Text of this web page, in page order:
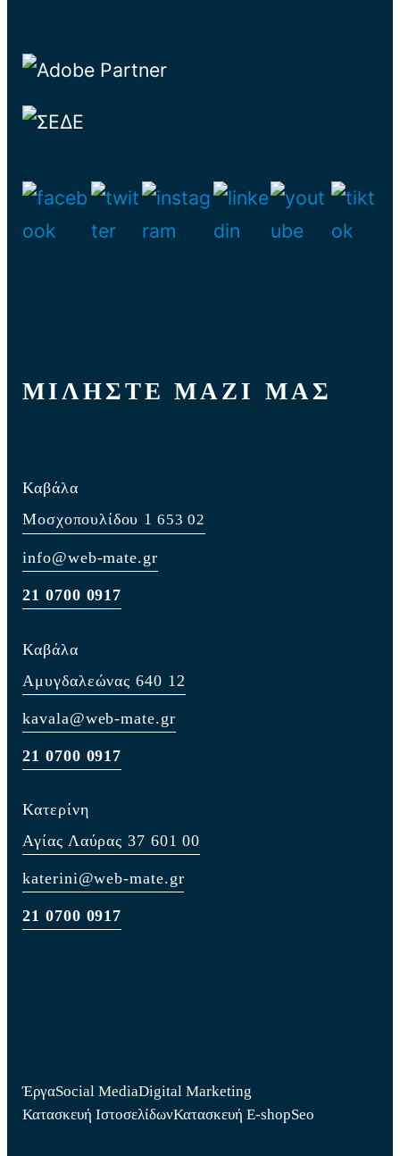
ΜΙΛΗΣΤΕ ΜΑΖΙ ΜΑΣ
Καβάλα
Μοσχοπουλίδου 1 653 02
info@web-mate.gr
21 0700 0917
Καβάλα
Αμυγδαλεώνας 640 12
kavala@web-mate.gr
21 0700 0917
Κατερίνη
Αγίας Λαύρας 37 601 00
katerini@web-mate.gr
21 0700 0917
ΈργαSocial MediaDigital Marketing
Κατασκευή ΙστοσελίδωνΚατασκευή E-shopSeo